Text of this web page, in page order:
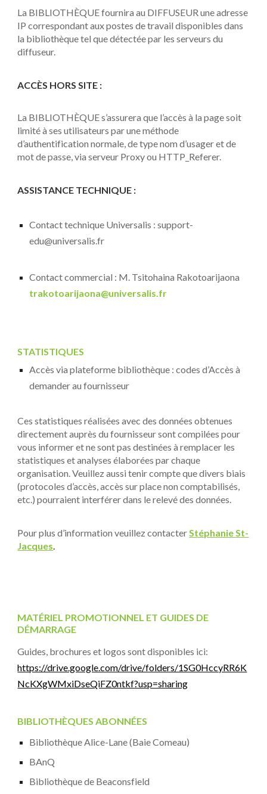
La BIBLIOTHÈQUE fournira au DIFFUSEUR une adresse
IP correspondant aux postes de travail disponibles dans
la bibliothèque tel que détectée par les serveurs du
diffuseur.
ACCÈS HORS SITE :
La BIBLIOTHÈQUE s’assurera que l’accès à la page soit
limité à ses utilisateurs par une méthode
d’authentification normale, de type nom d’usager et de
mot de passe, via serveur Proxy ou HTTP_Referer.
ASSISTANCE TECHNIQUE :
Contact technique Universalis : support-
edu@universalis.fr
Contact commercial : M. Tsitohaina Rakotoarijaona
trakotoarijaona@universalis.fr
STATISTIQUES
Accès via plateforme bibliothèque : codes d’Accès à
demander au fournisseur
Ces statistiques réalisées avec des données obtenues
directement auprès du fournisseur sont compilées pour
vous informer et ne sont pas destinées à remplacer les
statistiques et analyses élaborées par chaque
organisation. Veuillez aussi tenir compte que divers biais
(protocoles d’accès, accès sur place non comptabilisés,
etc.) pourraient interférer dans le relevé des données.
Pour plus d’information veuillez contacterStéphanie St-
Jacques.
MATÉRIEL PROMOTIONNEL ET GUIDES DE
DÉMARRAGE
Guides, brochures et logos sont disponibles ici:
https://drive.google.com/drive/folders/1SG0HccyRR6K
NcKXgWMxiDseQiFZ0ntkf?usp=sharing
BIBLIOTHÈQUES ABONNÉES
Bibliothèque Alice-Lane (Baie Comeau)
BAnQ
Bibliothèque de Beaconsfield